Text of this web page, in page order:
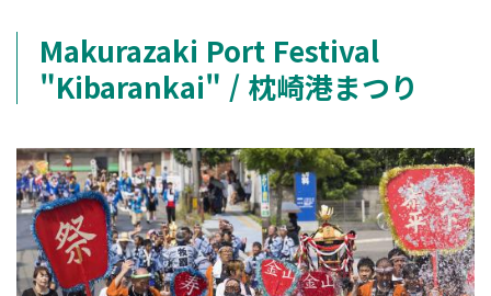
Makurazaki Port Festival
"Kibarankai" / 枕崎港まつり